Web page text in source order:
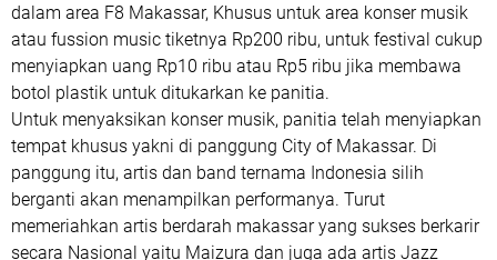
dalam area F8 Makassar, Khusus untuk area konser musik
atau fussion music tiketnya Rp200 ribu, untuk festival cukup
menyiapkan uang Rp10 ribu atau Rp5 ribu jika membawa
botol plastik untuk ditukarkan ke panitia.
Untuk menyaksikan konser musik, panitia telah menyiapkan
tempat khusus yakni di panggung City of Makassar. Di
panggung itu, artis dan band ternama Indonesia silih
berganti akan menampilkan performanya. Turut
memeriahkan artis berdarah makassar yang sukses berkarir
secara Nasional yaitu Maizura dan juga ada artis Jazz